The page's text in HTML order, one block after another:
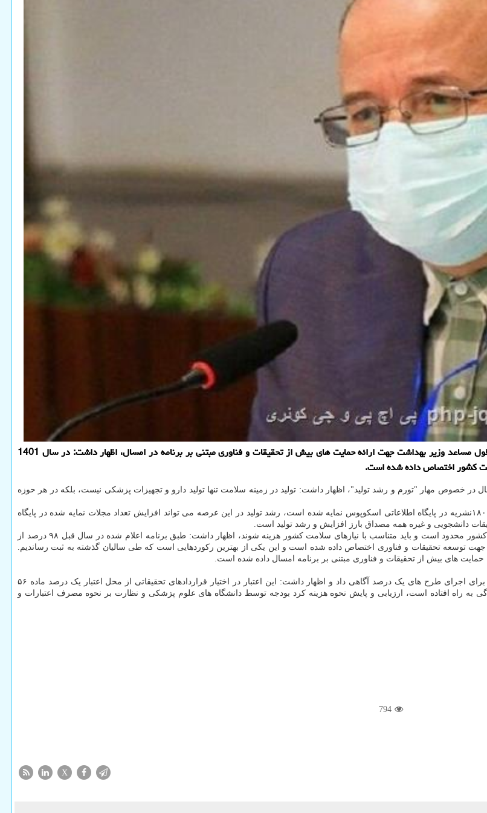
به گزارش پی اچ پی و جی کوئری، معاون تحقیقات و فناوری وزیر بهداشت با اشاره به قول مساعد وزیر بهداشت جهت ارائه حمایت های بیش از تحقیقات و فناوری مبتنی بر برنامه در امسال، اظهار داشت: در سال 1401
در خصوص مهار "تورم و رشد تولید"، اظهار داشت: تولید در زمینه سلامت تنها تولید دارو و تجهیزات پزشکی نیست، بلکه در هر حوزه
وی اشاره کرد: در زمینه نشریات علوم پزشکی، ۴۶۵ نشریه داریم که از این تعداد حدود ۱۸۰نشریه در پایگاه اطلاعاتی اسکوپوس نمایه شده است، رشد تولید در این عرصه می تواند افزایش تعداد مجلات نمایه شده در پایگاه
دانشجویی و غیره همه مصداق بارز افزایش و رشد تولید است.
به نقل از معاونت تحقیقات و فناوری وزارت بهداشت، دکتر پناهی با اعلان اینکه منابع در کشور محدود است و باید متناسب با نیازهای سلامت کشور هزینه شوند، اظهار داشت: طبق برنامه اعلام شده در سال قبل ۹۸ درصد از
به دانشگاه های علوم پزشکی جهت توسعه تحقیقات و فناوری اختصاص داده شده است و این یکی از بهترین رکوردهایی است که طی سالیان گذشته به ثبت رساندیم.
های بیش از تحقیقات و فناوری مبتنی بر برنامه امسال داده شده است.
معاون تحقیقات و فناوری وزیر بهداشت همین طور از اختصاص حدود ۱۱۴ میلیارد تومان برای اجرای طرح های یک درصد آگاهی داد و اظهار داشت: این اعتبار در اختیار قراردادهای تحقیقاتی از محل اعتبار یک درصد ماده ۵۶
که بتازگی به راه افتاده است، ارزیابی و پایش نحوه هزینه کرد بودجه توسط دانشگاه های علوم پزشکی و نظارت بر نحوه مصرف اعتبارات و
794
X